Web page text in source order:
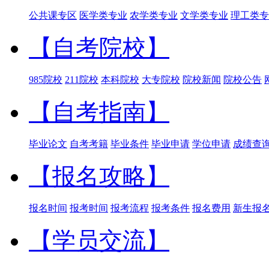
公共课专区 医学类专业 农学类专业 文学类专业 理工类
【自考院校】
985院校 211院校 本科院校 大专院校 院校新闻 院校公告
【自考指南】
毕业论文 自考考籍 毕业条件 毕业申请 学位申请 成绩查
【报名攻略】
报名时间 报考时间 报考流程 报考条件 报名费用 新生报
【学员交流】